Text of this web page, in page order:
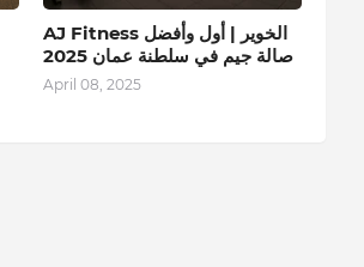
AJ Fitness الخوير | أول وأفضل
صالة جيم في سلطنة عمان 2025
April 08, 2025